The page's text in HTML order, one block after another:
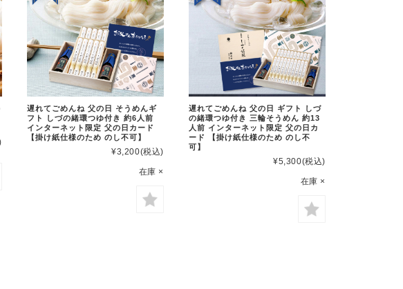
遅れてごめんね 父の日 そうめんギ
フト しづの緒環つゆ付き 約6人前
インターネット限定 父の日カード
【掛け紙仕様のため のし不可】
¥3,200(税込)
在庫 ×
遅れてごめんね 父の日 ギフト しづ
の緒環つゆ付き 三輪そうめん 約13
人前 インターネット限定 父の日カ
ード 【掛け紙仕様のため のし不
可】
¥5,300(税込)
在庫 ×